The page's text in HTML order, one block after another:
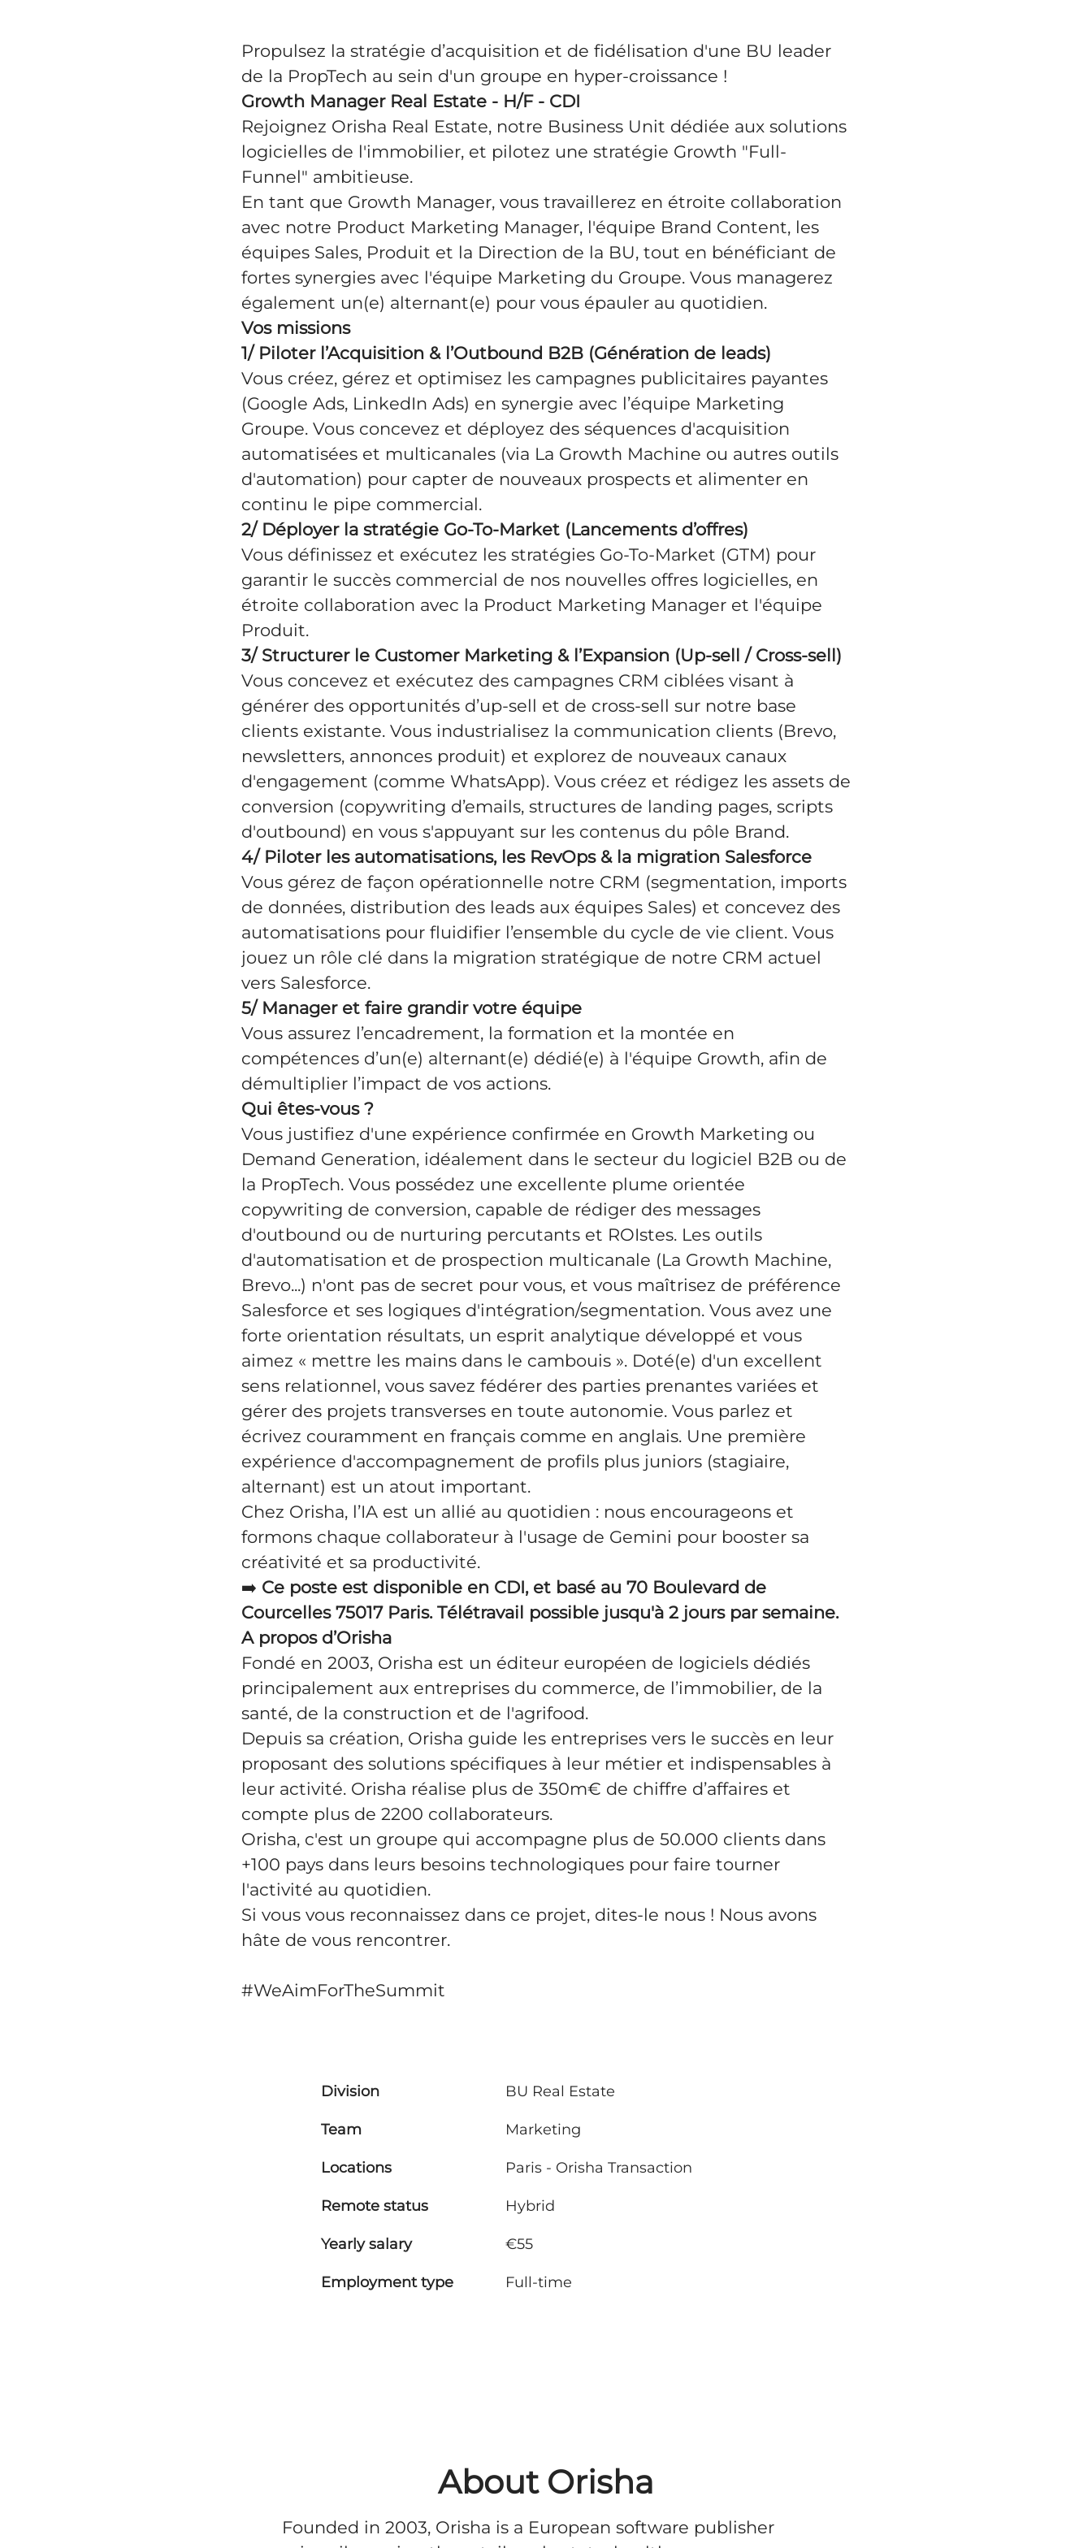
Propulsez la stratégie d’acquisition et de fidélisation d'une BU leader
de la PropTech au sein d'un groupe en hyper-croissance !
Growth Manager Real Estate - H/F - CDI
Rejoignez Orisha Real Estate, notre Business Unit dédiée aux solutions
logicielles de l'immobilier, et pilotez une stratégie Growth "Full-
Funnel" ambitieuse.
En tant que Growth Manager, vous travaillerez en étroite collaboration
avec notre Product Marketing Manager, l'équipe Brand Content, les
équipes Sales, Produit et la Direction de la BU, tout en bénéficiant de
fortes synergies avec l'équipe Marketing du Groupe. Vous managerez
également un(e) alternant(e) pour vous épauler au quotidien.
Vos missions
1/ Piloter l’Acquisition & l’Outbound B2B (Génération de leads)
Vous créez, gérez et optimisez les campagnes publicitaires payantes
(Google Ads, LinkedIn Ads) en synergie avec l’équipe Marketing
Groupe. Vous concevez et déployez des séquences d'acquisition
automatisées et multicanales (via La Growth Machine ou autres outils
d'automation) pour capter de nouveaux prospects et alimenter en
continu le pipe commercial.
2/ Déployer la stratégie Go-To-Market (Lancements d’offres)
Vous définissez et exécutez les stratégies Go-To-Market (GTM) pour
garantir le succès commercial de nos nouvelles offres logicielles, en
étroite collaboration avec la Product Marketing Manager et l'équipe
Produit.
3/ Structurer le Customer Marketing & l’Expansion (Up-sell / Cross-sell)
Vous concevez et exécutez des campagnes CRM ciblées visant à
générer des opportunités d’up-sell et de cross-sell sur notre base
clients existante. Vous industrialisez la communication clients (Brevo,
newsletters, annonces produit) et explorez de nouveaux canaux
d'engagement (comme WhatsApp). Vous créez et rédigez les assets de
conversion (copywriting d’emails, structures de landing pages, scripts
d'outbound) en vous s'appuyant sur les contenus du pôle Brand.
4/ Piloter les automatisations, les RevOps & la migration Salesforce
Vous gérez de façon opérationnelle notre CRM (segmentation, imports
de données, distribution des leads aux équipes Sales) et concevez des
automatisations pour fluidifier l’ensemble du cycle de vie client. Vous
jouez un rôle clé dans la migration stratégique de notre CRM actuel
vers Salesforce.
5/ Manager et faire grandir votre équipe
Vous assurez l’encadrement, la formation et la montée en
compétences d’un(e) alternant(e) dédié(e) à l'équipe Growth, afin de
démultiplier l’impact de vos actions.
Qui êtes-vous ?
Vous justifiez d'une expérience confirmée en Growth Marketing ou
Demand Generation, idéalement dans le secteur du logiciel B2B ou de
la PropTech. Vous possédez une excellente plume orientée
copywriting de conversion, capable de rédiger des messages
d'outbound ou de nurturing percutants et ROIstes. Les outils
d'automatisation et de prospection multicanale (La Growth Machine,
Brevo...) n'ont pas de secret pour vous, et vous maîtrisez de préférence
Salesforce et ses logiques d'intégration/segmentation. Vous avez une
forte orientation résultats, un esprit analytique développé et vous
aimez « mettre les mains dans le cambouis ». Doté(e) d'un excellent
sens relationnel, vous savez fédérer des parties prenantes variées et
gérer des projets transverses en toute autonomie. Vous parlez et
écrivez couramment en français comme en anglais. Une première
expérience d'accompagnement de profils plus juniors (stagiaire,
alternant) est un atout important.
Chez Orisha, l’IA est un allié au quotidien : nous encourageons et
formons chaque collaborateur à l'usage de Gemini pour booster sa
créativité et sa productivité.
➡️ Ce poste est disponible en CDI, et basé au 70 Boulevard de
Courcelles 75017 Paris. Télétravail possible jusqu'à 2 jours par semaine.
A propos d’Orisha
Fondé en 2003, Orisha est un éditeur européen de logiciels dédiés
principalement aux entreprises du commerce, de l’immobilier, de la
santé, de la construction et de l'agrifood.
Depuis sa création, Orisha guide les entreprises vers le succès en leur
proposant des solutions spécifiques à leur métier et indispensables à
leur activité. Orisha réalise plus de 350m€ de chiffre d’affaires et
compte plus de 2200 collaborateurs.
Orisha, c'est un groupe qui accompagne plus de 50.000 clients dans
+100 pays dans leurs besoins technologiques pour faire tourner
l'activité au quotidien.
Si vous vous reconnaissez dans ce projet, dites-le nous ! Nous avons
hâte de vous rencontrer.
#WeAimForTheSummit
Division BU Real Estate
Team Marketing
Locations Paris - Orisha Transaction
Remote status Hybrid
Yearly salary €55
Employment type Full-time
About Orisha
Founded in 2003, Orisha is a European software publisher